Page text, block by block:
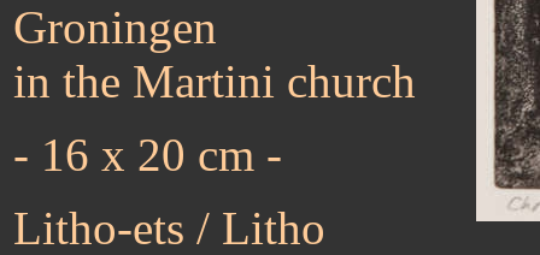
Groningen
in the Martini church
- 16 x 20 cm -
Litho-ets / Litho